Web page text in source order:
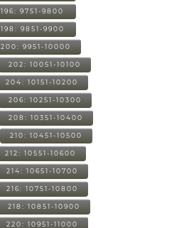
196: 9751-9800
198: 9851-9900
200: 9951-10000
202: 10051-10100
204: 10151-10200
206: 10251-10300
208: 10351-10400
210: 10451-10500
212: 10551-10600
214: 10651-10700
216: 10751-10800
218: 10851-10900
220: 10951-11000